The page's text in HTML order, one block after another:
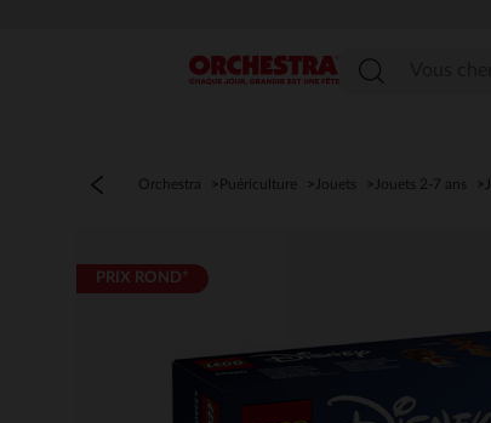
Menu
Orchestra Puériculture Jouets Jouets 2-7 ans
PRIX ROND*